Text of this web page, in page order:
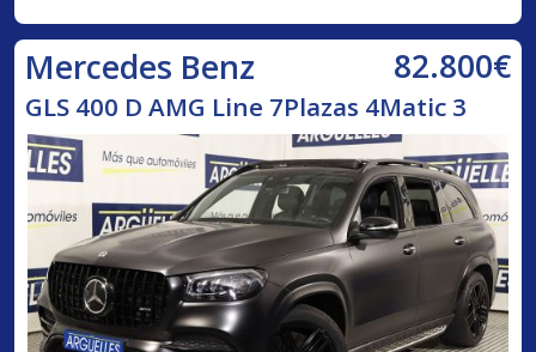
Mercedes Benz 82.800€
GLS 400 D AMG Line 7Plazas 4Matic 3